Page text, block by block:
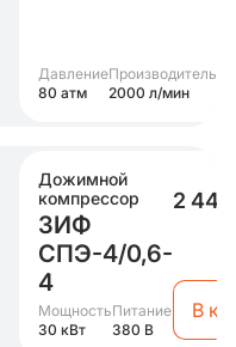
Давление
80 атм
2000 л/мин
Дожимной
компрессор
ЗИФ
СПЭ-4/0,6-
4
Мощность
30 кВт
Питание
380 В
2 441
В